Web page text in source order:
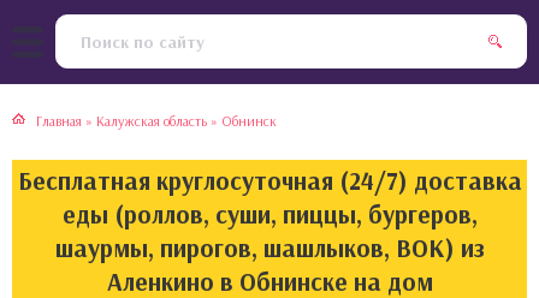
Главная » Калужская область » Обнинск
Бесплатная круглосуточная (24/7) доставка
еды (роллов, суши, пиццы, бургеров,
шаурмы, пирогов, шашлыков, ВОК) из
Аленкино в Обнинске на дом
кухня
кухня
кухня